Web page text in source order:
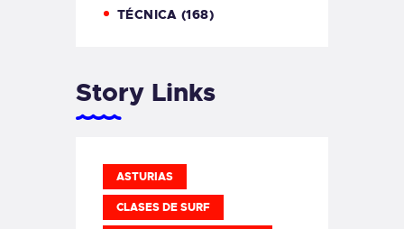
TÉCNICA (168)
Story Links
ASTURIAS
CLASES DE SURF